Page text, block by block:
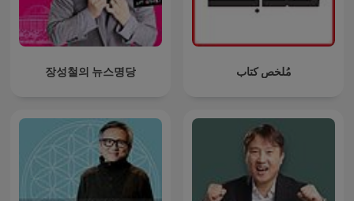
장성철의 뉴스명당 مُلخص كتاب